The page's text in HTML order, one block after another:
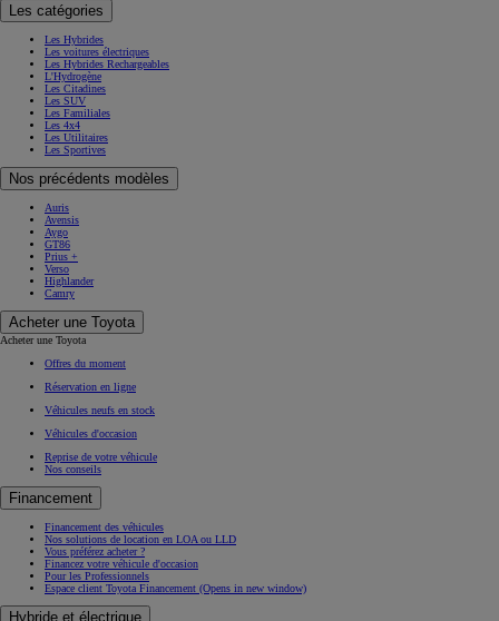
Les catégories
Les Hybrides
Les voitures électriques
Les Hybrides Rechargeables
L'Hydrogène
Les Citadines
Les SUV
Les Familiales
Les 4x4
Les Utilitaires
Les Sportives
Nos précédents modèles
Auris
Avensis
Aygo
GT86
Prius +
Verso
Highlander
Camry
Acheter une Toyota
Acheter une Toyota
Offres du moment
Réservation en ligne
Véhicules neufs en stock
Véhicules d'occasion
Reprise de votre véhicule
Nos conseils
Financement
Financement des véhicules
Nos solutions de location en LOA ou LLD
Vous préférez acheter ?
Financez votre véhicule d'occasion
Pour les Professionnels
Espace client Toyota Financement (Opens in new window)
Hybride et électrique